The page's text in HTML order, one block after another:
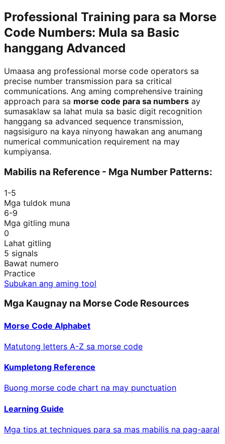
Professional Training para sa Morse
Code Numbers: Mula sa Basic
hanggang Advanced
Umaasa ang professional morse code operators sa
precise number transmission para sa critical
communications. Ang aming comprehensive training
approach para sa morse code para sa numbers ay
sumasaklaw sa lahat mula sa basic digit recognition
hanggang sa advanced sequence transmission,
nagsisiguro na kaya ninyong hawakan ang anumang
numerical communication requirement na may
kumpiyansa.
Mabilis na Reference - Mga Number Patterns:
1-5
Mga tuldok muna
6-9
Mga gitling muna
0
Lahat gitling
5 signals
Bawat numero
Practice
Subukan ang aming tool
Mga Kaugnay na Morse Code Resources
Morse Code Alphabet
Matutong letters A-Z sa morse code
Kumpletong Reference
Buong morse code chart na may punctuation
Learning Guide
Mga tips at techniques para sa mas mabilis na pag-aaral